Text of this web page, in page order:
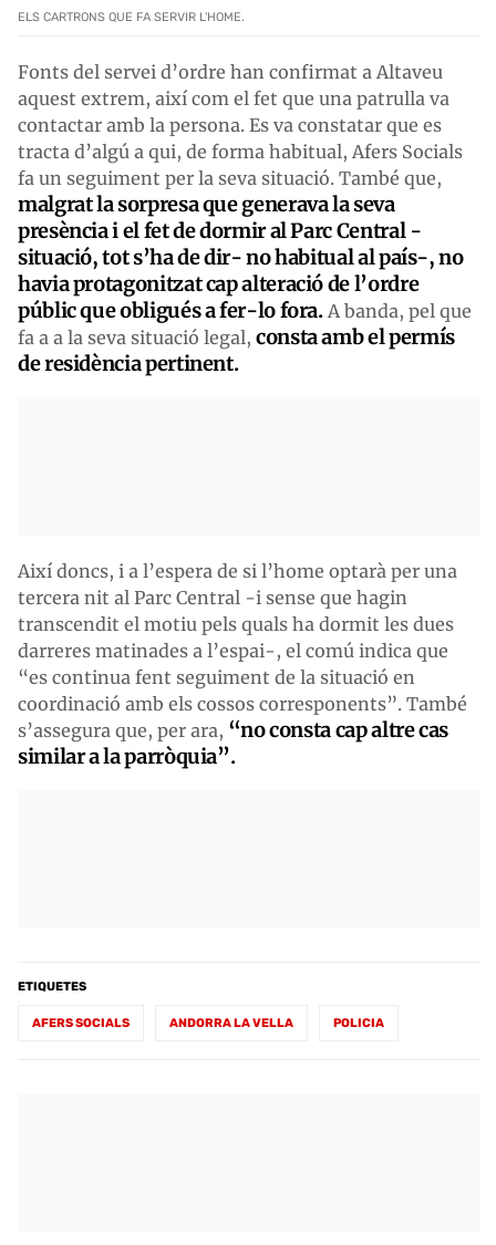
ELS CARTRONS QUE FA SERVIR L'HOME.
Fonts del servei d’ordre han confirmat a Altaveu
aquest extrem, així com el fet que una patrulla va
contactar amb la persona. Es va constatar que es
tracta d’algú a qui, de forma habitual, Afers Socials
fa un seguiment per la seva situació. També que,
malgrat la sorpresa que generava la seva
presència i el fet de dormir al Parc Central -
situació, tot s’ha de dir- no habitual al país-, no
havia protagonitzat cap alteració de l’ordre
públic que obligués a fer-lo fora.A banda, pel que
fa a a la seva situació legal, consta amb el permís
de residència pertinent.
Així doncs, i a l’espera de si l’home optarà per una
tercera nit al Parc Central -i sense que hagin
transcendit el motiu pels quals ha dormit les dues
darreres matinades a l’espai-, el comú indica que
“es continua fent seguiment de la situació en
coordinació amb els cossos corresponents”. També
s’assegura que, per ara, “no consta cap altre cas
similar a la parròquia”.
ETIQUETES
AFERS SOCIALS ANDORRA LA VELLA POLICIA